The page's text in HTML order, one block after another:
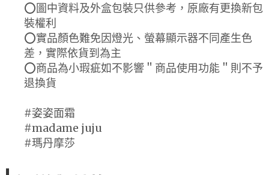
⭕圖中資料及外盒包裝只供參考，原廠有更換新包
裝權利
⭕實品顏色難免因燈光、螢幕顯示器不同產生色
差，實際依貨到為主
⭕商品為小瑕疵如不影響＂商品使用功能＂則不予
退換貨
#姿姿面霜
#madame juju
#瑪丹摩莎